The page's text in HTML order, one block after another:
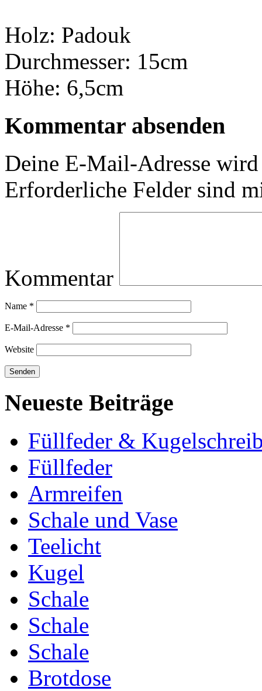
Holz: Padouk
Durchmesser: 15cm
Höhe: 6,5cm
Kommentar absenden
Deine E-Mail-Adresse
Erforderliche Felder sind
Kommentar
Name *
E-Mail-Adresse *
Website
Neueste Beiträge
Füllfeder &
Füllfeder
Armreifen
Schale und Vase
Teelicht
Kugel
Schale
Schale
Schale
Brotdose